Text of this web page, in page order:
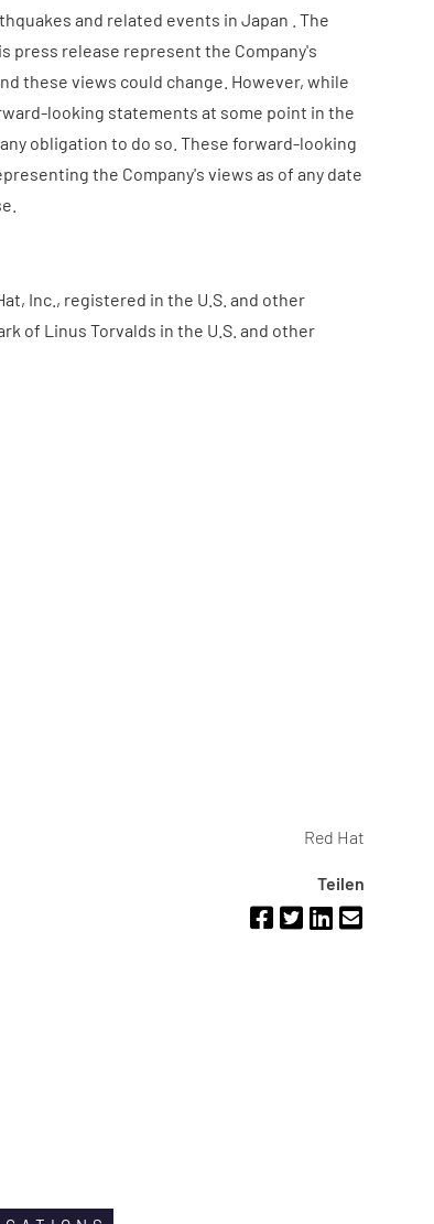
and related events in Japan . The
release represent the Company's
these views could change. However, while
looking statements at some point in the
obligation to do so. These forward-looking
the Company's views as of any date
Inc., registered in the U.S. and other
of Linus Torvalds in the U.S. and other
Red Hat
Teilen